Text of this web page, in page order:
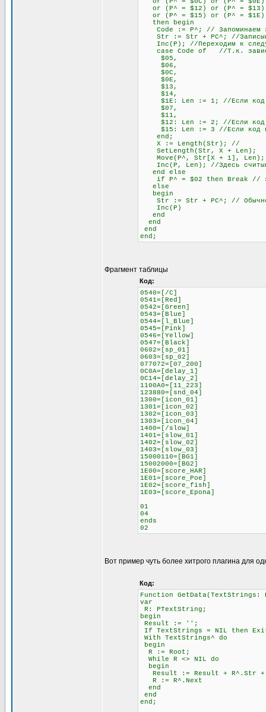
or (P^ = $12) or (P^ = $13)
or (P^ = $15) or (P^ = $1E)
then begin
Code := P^; // Запоминаем
Str := Str + PC^; //
Inc(P); //Переходим к
case Code of //Т.к.
$05,
$06,
$0C,
$0E,
$13,
$14,
$1E: Len := 1; //Если код
$07,
$11,
$12: Len := 2; //Если код
$15: Len := 3 //Если код
end;
X := Length(Str); //
SetLength(Str, X +
Move(P^, Str[X + 1],
Inc(P, Len); //Здесь
end else
if P^ = $02 then Break // это
else
begin
Str := Str + PC^; // Обычное
Inc(P)
end
end
end
end;
Фрагмент таблицы
Код:
0540=[/C]
0541=[Red]
0542=[Green]
0543=[Blue]
0544=[l_Blue]
0545=[Pink]
0546=[Yellow]
0547=[Black]
0602=[sp_01]
0603=[sp_02]
077072=[07_200]
0C0A=[delay_1]
0C14=[delay_2]
1100A0=[11_223]
123880=[snd_04]
1300=[icon_01]
1301=[icon_02]
1302=[icon_03]
1303=[icon_04]
1400=[/slow]
1401=[slow_01]
1402=[slow_02]
1403=[slow_03]
15000110=[BG1]
15002000=[BG2]
1E00=[score_HAR]
1E01=[score_Poe]
1E02=[score_fish]
1E03=[score_Epona]
01
04
ends
02
Вот пример чуть более хитрого плагина для
Код:
Function
var
R: PTextString;
begin
Result := '';
If TextStrings = NIL then
With TextStrings^ do
begin
R := Root;
While R <> NIL do
begin
Result := Result + R^.Str +
R := R^.Next
end
end
end;